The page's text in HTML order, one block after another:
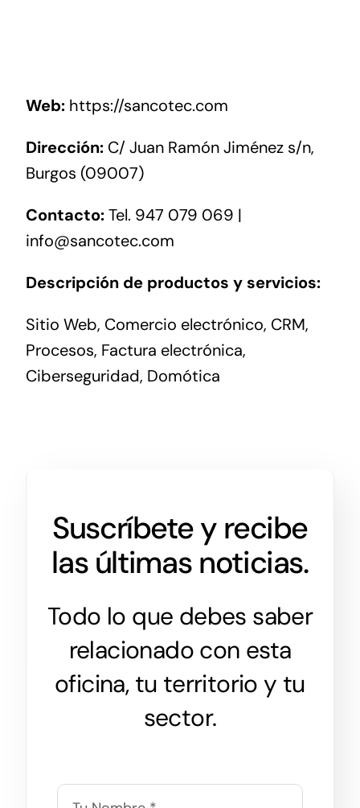
Eventos
Conócenos
Web: https://sancotec.com
Dirección:C/ Juan Ramón Jiménez s/n,
Burgos (09007)
Contacto:Tel. 947 079 069 |
info@sancotec.com
Descripción de productos y servicios:
Sitio Web, Comercio electrónico, CRM,
Procesos, Factura electrónica,
Ciberseguridad, Domótica
Suscríbete y recibe
las últimas noticias.
Todo lo que debes saber
relacionado con esta
oficina, tu territorio y tu
sector.